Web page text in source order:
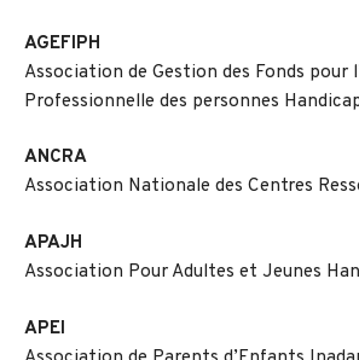
AGEFIPH
Association de Gestion des Fonds pour
Professionnelle des personnes
ANCRA
Association Nationale des Centres
APAJH
Association Pour Adultes et Jeunes
APEI